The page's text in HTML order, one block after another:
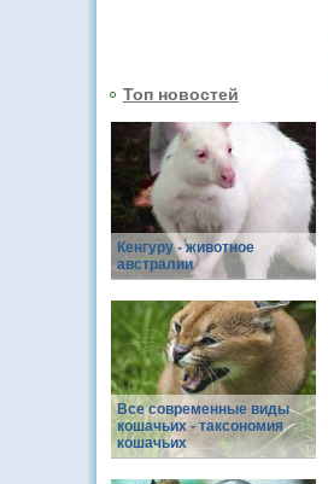
Топ новостей
Кенгуру - животное
австралии
Все современные виды
кошачьих - таксономия
кошачьих